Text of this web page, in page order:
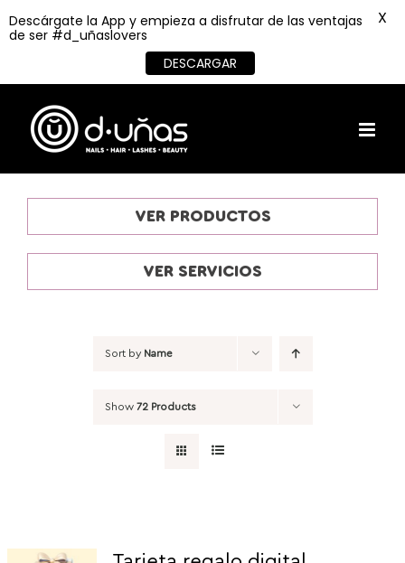
content
VER PRODUCTOS
VER SERVICIOS
Sort by Name
Show 72 Products
Descárgate la App y empieza a disfrutar de las ventajas
de ser #d_uñaslovers
DESCARGAR
X